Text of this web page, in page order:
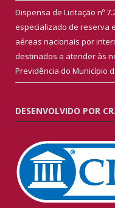
Dispensa de Licitação nº
especializado de reserva
aéreas nacionais por
destinados a atender às
Previdência do Município
DESENVOLVIDO POR